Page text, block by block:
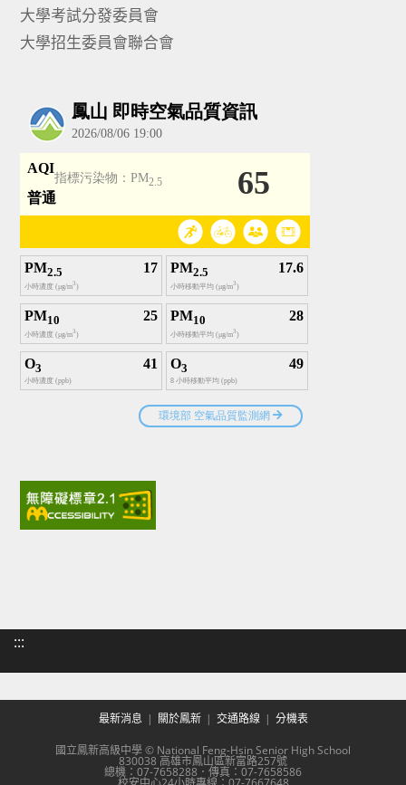
大學考試分發委員會
大學招生委員會聯合會
:::
最新消息 關於鳳新 交通路線 分機表
國立鳳新高級中學 © National Feng-Hsin Senior High School
830038 高雄市鳳山區新富路257號
總機：07-7658288．傳真：07-7658586